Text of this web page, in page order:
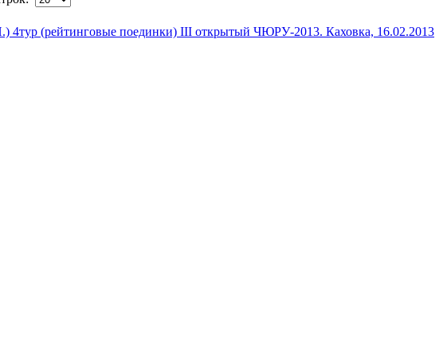
(рейтинговые поединки) III открытый ЧЮРУ-2013. Каховка, 16.02.2013